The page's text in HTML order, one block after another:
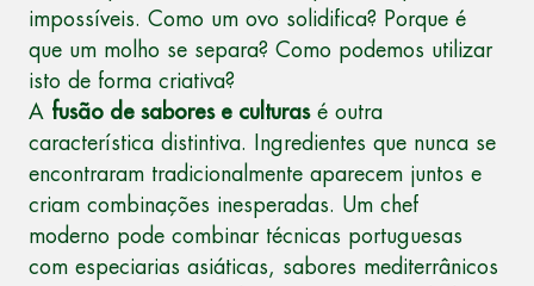
impossíveis. Como um ovo solidifica? Porque é
que um molho se separa? Como podemos utilizar
isto de forma criativa?
A fusão de sabores e culturasé outra
característica distintiva. Ingredientes que nunca se
encontraram tradicionalmente aparecem juntos e
criam combinações inesperadas. Um chef
moderno pode combinar técnicas portuguesas
com especiarias asiáticas, sabores mediterrânicos